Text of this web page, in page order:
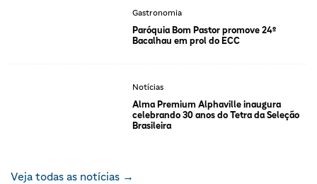
Gastronomia
Paróquia Bom Pastor promove 24º
Bacalhau em prol do ECC
Notícias
Alma Premium Alphaville inaugura
celebrando 30 anos do Tetra da Seleção
Brasileira
Veja todas as notícias →